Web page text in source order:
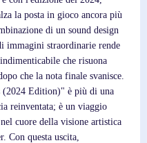
la posta in gioco ancora più
di un sound design
immagini straordinarie rende
che risuona
che la nota finale svanisce.
(2024 Edition)" è più di una
reinventata; è un viaggio
cuore della visione artistica
Con questa uscita,